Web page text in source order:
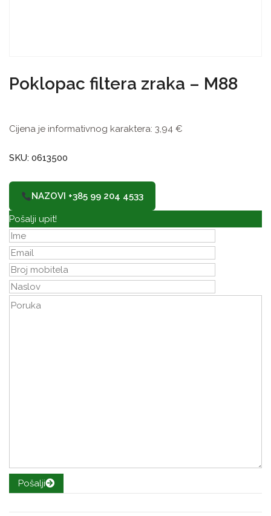
Poklopac filtera zraka – M88
Cijena je informativnog karaktera: 3,94 €
SKU: 0613500
NAZOVI +385 99 204 4533
Pošalji upit!
Pošalji